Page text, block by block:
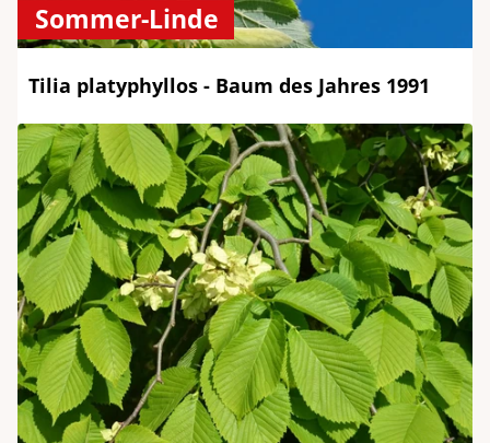
Sommer-Linde
Tilia platyphyllos - Baum des Jahres 1991